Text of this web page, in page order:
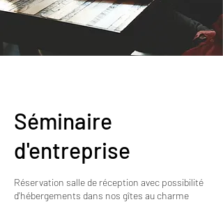
Séminaire
d'entreprise
Réservation salle de réception avec possibilité
d'hébergements dans nos gîtes au charme